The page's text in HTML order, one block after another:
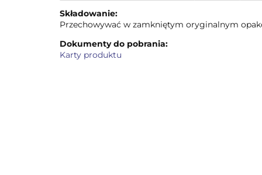
Składowanie:
Przechowywać w zamkniętym oryginalnym
Dokumenty do pobrania:
Karty produktu